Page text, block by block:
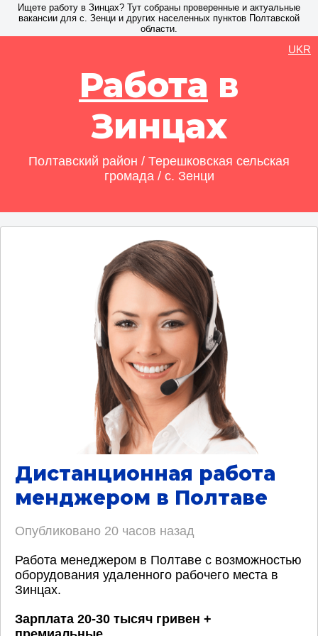
Ищете работу в Зинцах? Тут собраны проверенные и актуальные
вакансии для с. Зенци и других населенных пунктов Полтавской
области.
Работа в
Зинцах
Полтавский район / Терешковская сельская
громада / с. Зенци
UKR
Дистанционная работа
менджером в Полтаве
Опубликовано 20 часов назад
Работа менеджером в Полтаве с возможностью
оборудования удаленного рабочего места в
Зинцах.
Зарплата 20-30 тысяч гривен +